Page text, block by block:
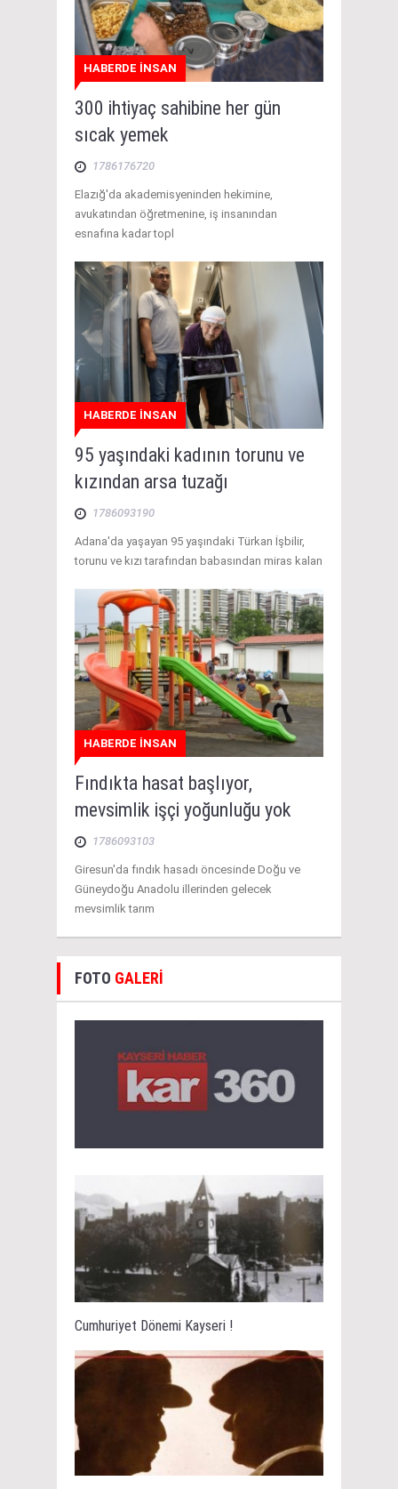
HABERDE İNSAN
300 ihtiyaç sahibine her gün
sıcak yemek
1786176720
Elazığ'da akademisyeninden hekimine,
avukatından öğretmenine, iş insanından
esnafına kadar topl
HABERDE İNSAN
95 yaşındaki kadının torunu ve
kızından arsa tuzağı
1786093190
Adana'da yaşayan 95 yaşındaki Türkan İşbilir,
torunu ve kızı tarafından babasından miras kalan
HABERDE İNSAN
Fındıkta hasat başlıyor,
mevsimlik işçi yoğunluğu yok
1786093103
Giresun'da fındık hasadı öncesinde Doğu ve
Güneydoğu Anadolu illerinden gelecek
mevsimlik tarım
FOTO GALERİ
Cumhuriyet Dönemi Kayseri !